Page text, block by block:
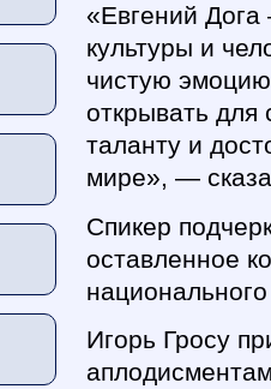
«Евгений
культуры и
чистую
открывать для
таланту и
мире», —
Спикер
оставленное
Игорь Гросу